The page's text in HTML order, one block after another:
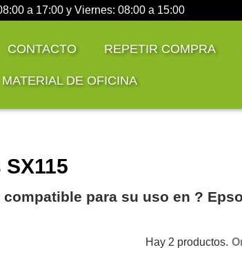
a 17:00 y Viernes: 08:00 a 15:00
CONTACTO REPETIR COMPRA
MATERIAL DE OFICINA
para su uso en ?️
Hay 2 productos.